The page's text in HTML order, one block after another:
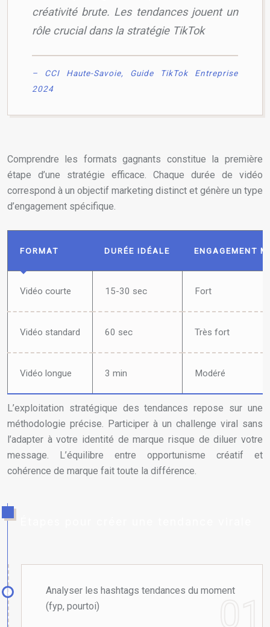
créativité brute. Les tendances jouent un
rôle crucial dans la stratégie TikTok
– CCI Haute-Savoie, Guide TikTok Entreprise
2024
Comprendre les formats gagnants constitue la première
étape d’une stratégie efficace. Chaque durée de vidéo
correspond à un objectif marketing distinct et génère un type
d’engagement spécifique.
FORMAT DURÉE IDÉALE ENGAGEMENT
Vidéo courte 15-30 sec Fort
Vidéo standard 60 sec Très fort
Vidéo longue 3 min Modéré
L’exploitation stratégique des tendances repose sur une
méthodologie précise. Participer à un challenge viral sans
l’adapter à votre identité de marque risque de diluer votre
message. L’équilibre entre opportunisme créatif et
cohérence de marque fait toute la différence.
Analyser les hashtags tendances du moment
(fyp, pourtoi)